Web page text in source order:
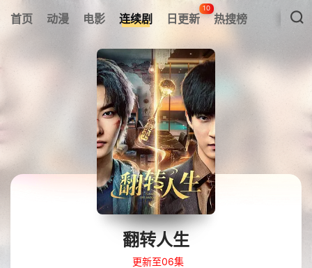
首页 动漫 电影 连续剧 日更新
10
热搜榜
翻转人生
更新至06集